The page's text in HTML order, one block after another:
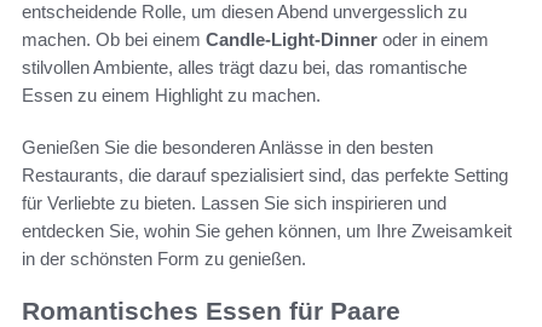
entscheidende Rolle, um diesen Abend unvergesslich zu
machen. Ob bei einem Candle-Light-Dinner oder in einem
stilvollen Ambiente, alles trägt dazu bei, das romantische
Essen zu einem Highlight zu machen.
Genießen Sie die besonderen Anlässe in den besten
Restaurants, die darauf spezialisiert sind, das perfekte Setting
für Verliebte zu bieten. Lassen Sie sich inspirieren und
entdecken Sie, wohin Sie gehen können, um Ihre Zweisamkeit
in der schönsten Form zu genießen.
Romantisches Essen für Paare